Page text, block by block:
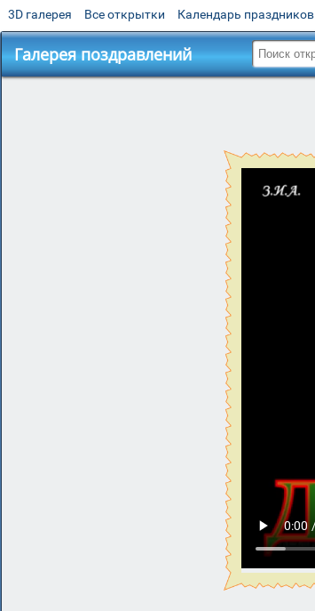
3D галерея Все открытки Календарь праздников
Галерея поздравлений